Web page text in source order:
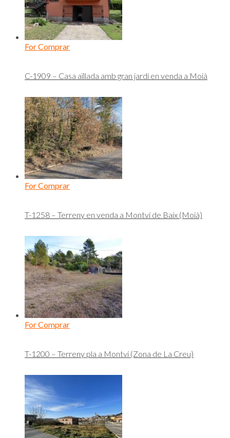
For Comprar
C-1909 – Casa aïllada amb gran jardí en venda a Moià
For Comprar
T-1258 – Terreny en venda a Montví de Baix (Moià)
For Comprar
T-1200 – Terreny pla a Montví (Zona de La Creu)